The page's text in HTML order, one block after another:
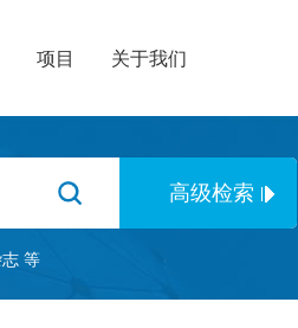
项目 关于我们
等